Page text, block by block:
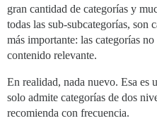
gran cantidad de categorías y
todas las sub-subcategorías, son
más importante: las categorías
contenido relevante.
En realidad, nada nuevo. Esa es
solo admite categorías de dos
recomienda con frecuencia.